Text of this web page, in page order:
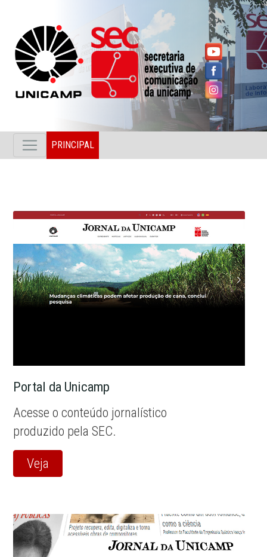
PRINCIPAL
Portal da Unicamp
Acesse o conteúdo jornalístico
produzido pela SEC.
Veja